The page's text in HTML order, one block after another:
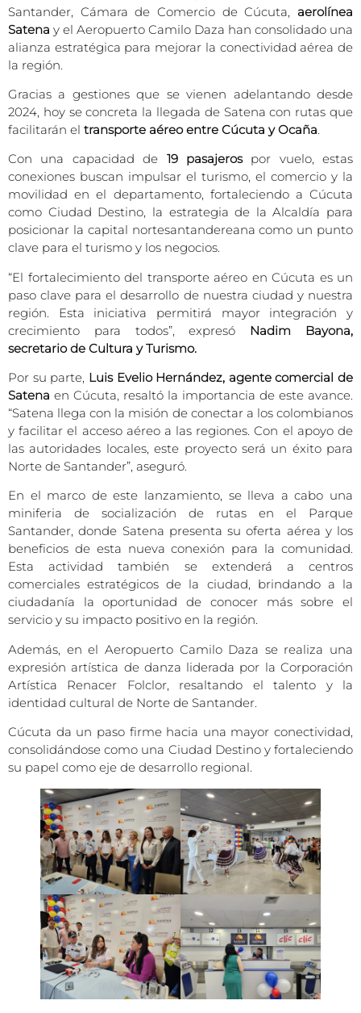
Santander, Cámara de Comercio de Cúcuta, aerolínea
Satena y el Aeropuerto Camilo Daza han consolidado una
alianza estratégica para mejorar la conectividad aérea de
la región.
Gracias a gestiones que se vienen adelantando desde
2024, hoy se concreta la llegada de Satena con rutas que
facilitarán el transporte aéreo entre Cúcuta y Ocaña.
Con una capacidad de 19 pasajeros por vuelo, estas
conexiones buscan impulsar el turismo, el comercio y la
movilidad en el departamento, fortaleciendo a Cúcuta
como Ciudad Destino, la estrategia de la Alcaldía para
posicionar la capital nortesantandereana como un punto
clave para el turismo y los negocios.
“El fortalecimiento del transporte aéreo en Cúcuta es un
paso clave para el desarrollo de nuestra ciudad y nuestra
región. Esta iniciativa permitirá mayor integración y
crecimiento para todos”, expresó Nadim Bayona,
secretario de Cultura y Turismo.
Por su parte, Luis Evelio Hernández, agente comercial de
Satena en Cúcuta, resaltó la importancia de este avance.
“Satena llega con la misión de conectar a los colombianos
y facilitar el acceso aéreo a las regiones. Con el apoyo de
las autoridades locales, este proyecto será un éxito para
Norte de Santander”, aseguró.
En el marco de este lanzamiento, se lleva a cabo una
miniferia de socialización de rutas en el Parque
Santander, donde Satena presenta su oferta aérea y los
beneficios de esta nueva conexión para la comunidad.
Esta actividad también se extenderá a centros
comerciales estratégicos de la ciudad, brindando a la
ciudadanía la oportunidad de conocer más sobre el
servicio y su impacto positivo en la región.
Además, en el Aeropuerto Camilo Daza se realiza una
expresión artística de danza liderada por la Corporación
Artística Renacer Folclor, resaltando el talento y la
identidad cultural de Norte de Santander.
Cúcuta da un paso firme hacia una mayor conectividad,
consolidándose como una Ciudad Destino y fortaleciendo
su papel como eje de desarrollo regional.